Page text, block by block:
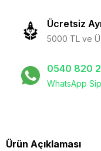
Ücretsiz
5000 TL ve
0540 820
WhatsApp
Ürün Açıklaması